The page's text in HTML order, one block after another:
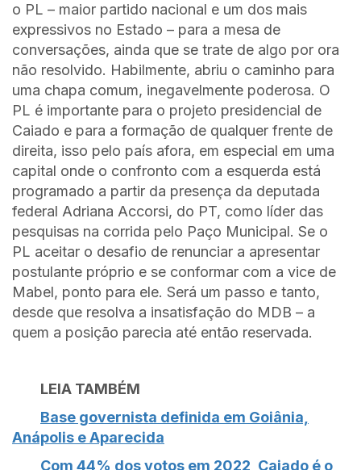
o PL – maior partido nacional e um dos mais
expressivos no Estado – para a mesa de
conversações, ainda que se trate de algo por ora
não resolvido. Habilmente, abriu o caminho para
uma chapa comum, inegavelmente poderosa. O
PL é importante para o projeto presidencial de
Caiado e para a formação de qualquer frente de
direita, isso pelo país afora, em especial em uma
capital onde o confronto com a esquerda está
programado a partir da presença da deputada
federal Adriana Accorsi, do PT, como líder das
pesquisas na corrida pelo Paço Municipal. Se o
PL aceitar o desafio de renunciar a apresentar
postulante próprio e se conformar com a vice de
Mabel, ponto para ele. Será um passo e tanto,
desde que resolva a insatisfação do MDB – a
quem a posição parecia até então reservada.
LEIA TAMBÉM
Base governista definida em Goiânia,
Anápolis e Aparecida
Com 44% dos votos em 2022, Caiado é o